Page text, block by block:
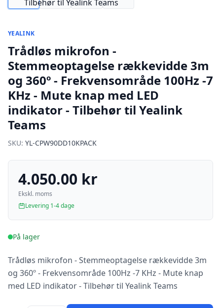
YEALINK
Trådløs mikrofon -
Stemmeoptagelse rækkevidde 3m
og 360º - Frekvensområde 100Hz -7
KHz - Mute knap med LED
indikator - Tilbehør til Yealink
Teams
SKU: YL-CPW90DD10KPACK
4.050.00 kr
Ekskl. moms
Levering 1-4 dage
På lager
Trådløs mikrofon - Stemmeoptagelse rækkevidde 3m
og 360º - Frekvensområde 100Hz -7 KHz - Mute knap
med LED indikator - Tilbehør til Yealink Teams